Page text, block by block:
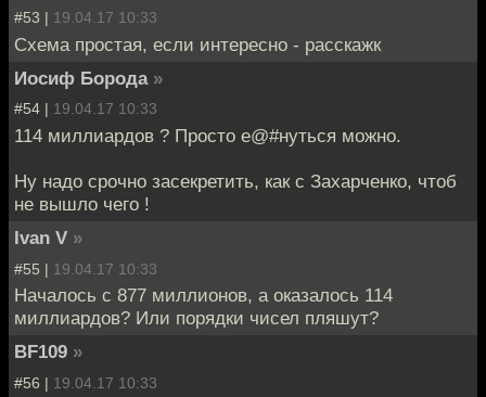
#53 | 19.04.17 10:33
Схема простая, если интересно - расскажк
Иосиф Борода »
#54 | 19.04.17 10:33
114 миллиардов ? Просто е@#нуться можно.
Ну надо срочно засекретить, как с Захарченко, чтоб
не вышло чего !
Ivan V »
#55 | 19.04.17 10:33
Началось с 877 миллионов, а оказалось 114
миллиардов? Или порядки чисел пляшут?
BF109 »
#56 | 19.04.17 10:33